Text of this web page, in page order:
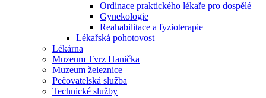
Ordinace praktického lékaře pro dospělé
Gynekologie
Reahabilitace a fyzioterapie
Lékařská pohotovost
Lékárna
Muzeum Tvrz Hanička
Muzeum železnice
Pečovatelská služba
Technické služby